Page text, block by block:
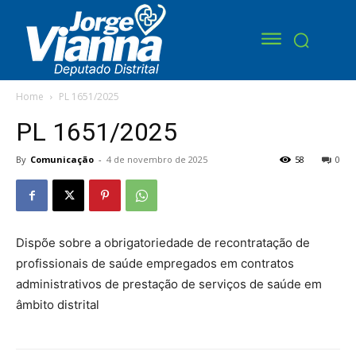
Home PL 1651/2025
PL 1651/2025
By Comunicação - 4 de novembro de 2025 0
58
Dispõe sobre a obrigatoriedade de recontratação de
profissionais de saúde empregados em contratos
administrativos de prestação de serviços de saúde em
âmbito distrital